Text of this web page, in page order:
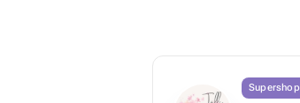
Supershop